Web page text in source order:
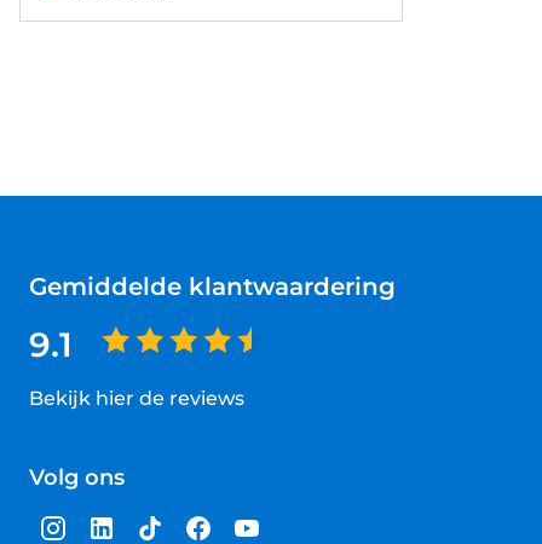
Gemiddelde klantwaardering
9.1
Bekijk hier de reviews
van
sterren
Volg ons